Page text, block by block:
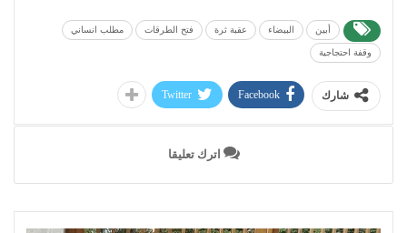
أبين البيضاء عقبة ثرة فتح الطرقات مطلب انساني
وقفة احتجاجية
شارك Facebook
Twitter
اترك تعليقا